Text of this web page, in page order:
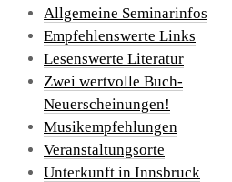
Allgemeine Seminarinfos
Empfehlenswerte Links
Lesenswerte Literatur
Zwei wertvolle Buch-
Neuerscheinungen!
Musikempfehlungen
Veranstaltungsorte
Unterkunft in Innsbruck